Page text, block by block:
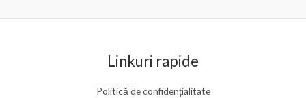
Linkuri rapide
Politică de confidențialitate